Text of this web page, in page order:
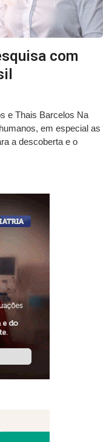
com
e Thais Barcelos Na
em especial as
a descoberta e o